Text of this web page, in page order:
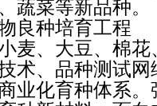
蔬菜等新品种。
良种培育工程
麦、大豆、棉
术、品种测试
业化育种体系